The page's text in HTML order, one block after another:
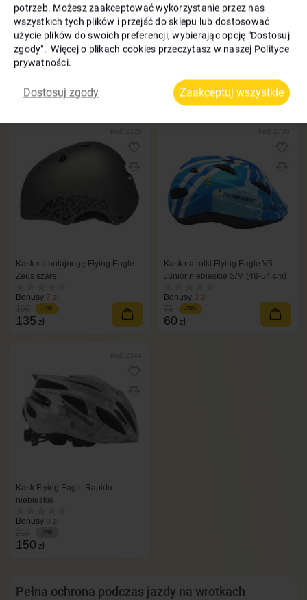
Kask Flying Eagle Rapido czarne
150zł
Kask Flying Eagle Rapido różowe
210
150zł
Kask na hulajnogę Flying Eagle
Zeus szare
Bonusy 7 zł
-10%
135 zł
Kask na rolki Flying Eagle V5
Junior niebieskie S/M (48-54 cm)
Bonusy 3 zł
-20%
60 zł
Kask Flying Eagle Rapido
niebieskie
Bonusy 8 zł
-29%
150 zł
Pełna ochrona podczas jazdy na wrotkach
potrzeb. Możesz zaakceptować wykorzystanie przez nas
wszystkich tych plików i przejść do sklepu lub dostosować
użycie plików do swoich preferencji, wybierając opcję "Dostosuj
zgody". Więcej o plikach cookies przeczytasz w naszej Polityce
prywatności.
Dostosuj zgody Zaakceptuj wszystkie